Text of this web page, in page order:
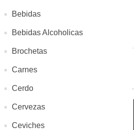
Bebidas
Bebidas Alcoholicas
Brochetas
Carnes
Cerdo
Cervezas
Ceviches